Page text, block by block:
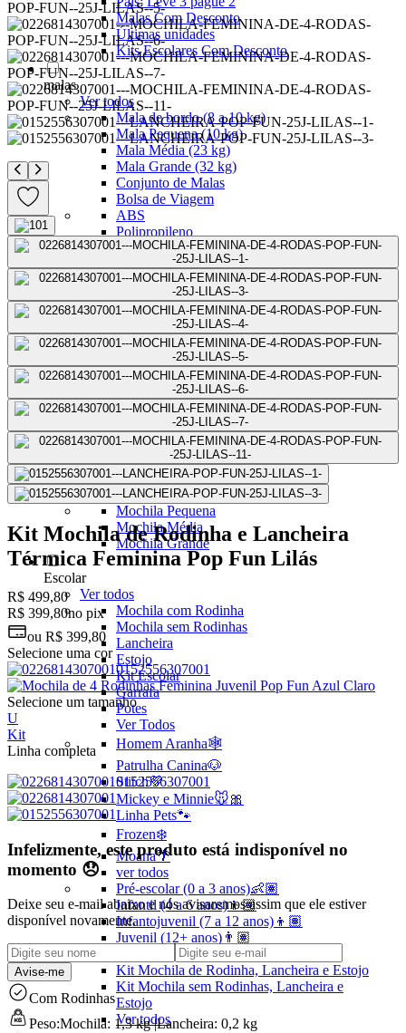
Malas Com Desconto
Últimas unidades
Kits Escolares Com Desconto
malas
Ver todos
Mala de bordo (8 a 10 kg)
Mala Pequena (10 kg)
Mala Média (23 kg)
Mala Grande (32 kg)
Conjunto de Malas
Bolsa de Viagem
ABS
Polipropileno
Policarbonato
Tecido
Para Levar à Bordo
Para Despachar
Mochilas
Ver todos
Mochilas Masculinas
Mochilas Femininas
Mochilas Escolares
Mochilas Juvenis
Ver Todos
Mochila para Notebook
Mochila de Couro
Mochila Executiva
Mochila com Rodas
Mochila Pequena
Mochila Média
Mochila Grande
Escolar
Ver todos
Mochila com Rodinha
Mochila sem Rodinhas
Lancheira
Estojo
Kit Escolar
Garrafa
Potes
Ver Todos
Homem Aranha🕸️
Patrulha Canina🐶
Stitch💜
Mickey e Minnie🐭🎀
Linha Pets🐾
Frozen❄️
Moana🌴
ver todos
Pré-escolar (0 a 3 anos)👶🏽
Infantil (4 a 6 anos)👦🏽
Infantojuvenil (7 a 12 anos)👦🏽
Juvenil (12+ anos)👨🏽
Kit Mochila de Rodinha, Lancheira e Estojo
Kit Mochila sem Rodinhas, Lancheira e
Estojo
Ver todos
Kit Mochila de Rodinha e Lancheira
Térmica Feminina Pop Fun Lilás
R$ 499,80
R$ 399,80no pix
ou R$ 399,80
Selecione uma cor
Selecione um tamanho
U
Kit
Linha completa
Infelizmente, este produto está indisponível no
momento 😞
Deixe seu e-mail abaixo e nós avisaremos assim que ele estiver
disponível novamente.
Avise-me
Com Rodinhas
Peso:Mochila: 1,3 kg |Lancheira: 0,2 kg